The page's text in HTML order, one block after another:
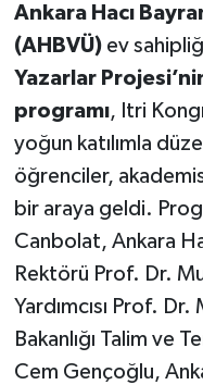
Ankara Hacı
(AHBVÜ)ev
Yazarlar
programı, Itri
yoğun katılımla
öğrenciler,
bir araya geldi.
Canbolat, Ankara
Rektörü Prof. Dr.
Yardımcısı Prof.
Bakanlığı Talim ve
Cem Gençoğlu,